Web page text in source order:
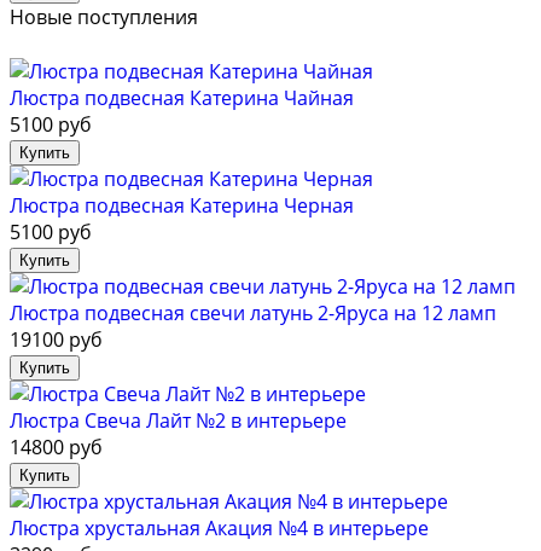
Новые поступления
Люстра подвесная Катерина Чайная
5100 руб
Люстра подвесная Катерина Черная
5100 руб
Люстра подвесная свечи латунь 2-Яруса на 12 ламп
19100 руб
Люстра Свеча Лайт №2 в интерьере
14800 руб
Люстра хрустальная Акация №4 в интерьере